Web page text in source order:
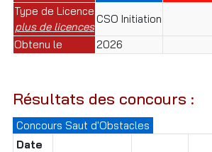
Type de Licence
plus de licences
CSO Initiation
Obtenu le
2026
Résultats des concours :
Concours Saut d'Obstacles
Date